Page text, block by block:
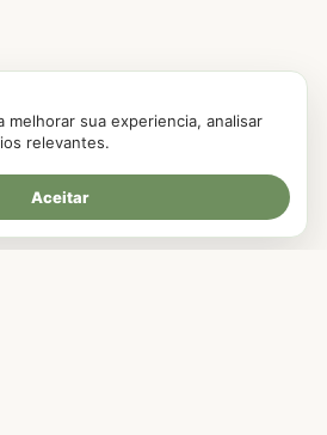
melhorar sua experiencia, analisar
relevantes.
Aceitar